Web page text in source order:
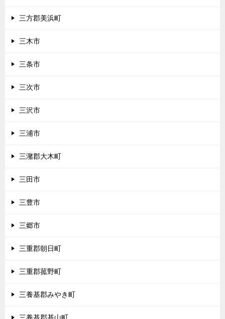
三方郡美浜町
三木市
三条市
三次市
三沢市
三浦市
三潴郡大木町
三田市
三豊市
三郷市
三重郡朝日町
三重郡菰野町
三養基郡みやき町